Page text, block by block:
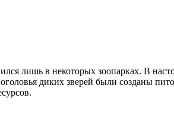
лишь в некоторых зоопарках. В
диких зверей были созданы